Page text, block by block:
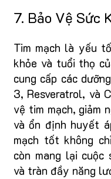
7. Bảo Vệ Sức
Tim mạch là yếu
khỏe và tuổi thọ
cung cấp các
3, Resveratrol, và
vệ tim mạch, giảm
và ổn định huyết
mạch tốt không
còn mang lại cuộc
và tràn đầy năng